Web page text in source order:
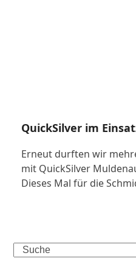
QuickSilver im
Erneut durften wir
mit QuickSilver
Dieses Mal für die
Search